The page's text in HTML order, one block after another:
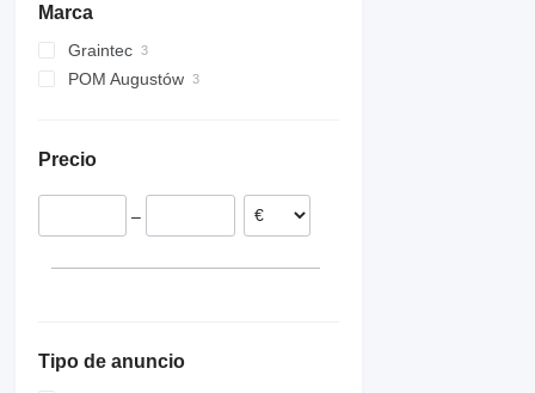
pinzas para ensilado
mástiles elevadores
acoplar
Marca
Graintec
POM Augustów
Precio
–
Tipo de anuncio